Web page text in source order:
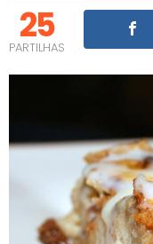
25
PARTILHAS